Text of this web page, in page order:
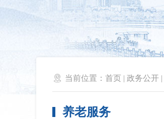
 当前位置： 首页 | 政务公开 |
养老服务